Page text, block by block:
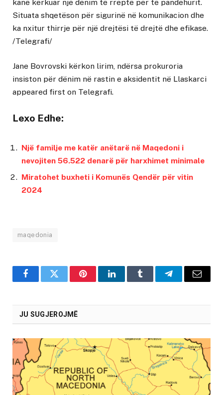
kanë kërkuar një dënim të rreptë për të pandehurit.
Situata shqetëson për sigurinë në komunikacion dhe
ka nxitur thirrje për një drejtësi të drejtë dhe efikase.
/Telegrafi/
Jane Bovrovski kërkon lirim, ndërsa prokuroria
insiston për dënim në rastin e aksidentit në Llaskarci
appeared first on Telegrafi.
Lexo Edhe:
Një familje me katër anëtarë në Maqedoni i
nevojiten 56.522 denarë për harxhimet minimale
Miratohet buxheti i Komunës Qendër për vitin
2024
maqedonia
FacebookTwitter PinterestLinkedInTumblr TelegramEmail
JU SUGJEROJMË